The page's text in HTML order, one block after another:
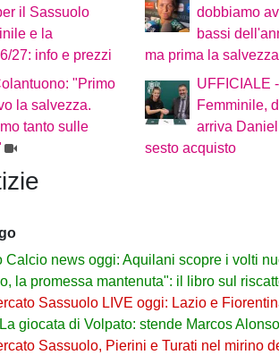
il Sassuolo
e la
27: info e prezzi
dobbiamo
bassi
ma prima la
"Primo
la salvezza.
tanto sulle
UFFICIALE
Femminile,
arriva
sesto acquisto
news oggi: Aquilani scopre i volti nuovi
promessa mantenuta": il libro sul riscatto neroverde su
Sassuolo LIVE oggi: Lazio e Fiorentina su Pinamonti,
di Volpato: stende Marcos Alonso e poi il tacco per
Sassuolo, Pierini e Turati nel mirino della